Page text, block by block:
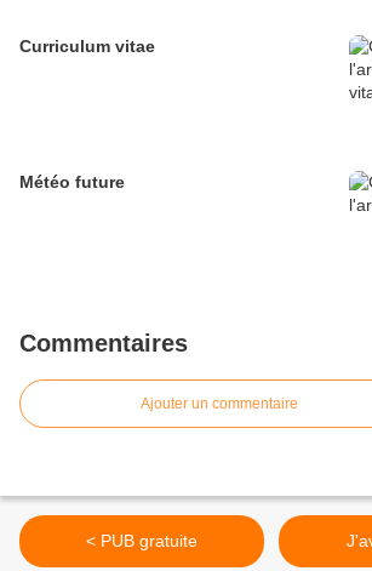
Curriculum vitae
Météo future
Commentaires
Ajouter un commentaire
< PUB gratuite